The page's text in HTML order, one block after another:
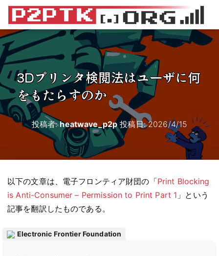
3Dプリンタ検閲法はユーザに何
をもたらすのか
投稿者:heatwave_p2p投稿日:2026/4/15
以下の文章は、電子フロンティア財団の「Print Blocking
is Anti-Consumer – Permission to Print Part 1 」という
記事を翻訳したものである。
Electronic Frontier Foundation